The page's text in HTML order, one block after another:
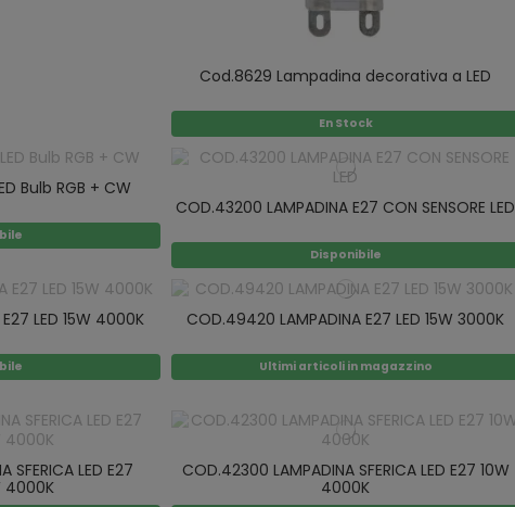
Cod.8629 Lampadina decorativa a LED
En Stock
Bulb RGB + CW
COD.43200 LAMPADINA E27 CON SENSORE LED
Disponibile
LED 15W 4000K COD.49420 LAMPADINA E27 LED 15W 3000K
Ultimi articoli in magazzino
SFERICA LED E27
4000K
COD.42300 LAMPADINA SFERICA LED E27 10W
4000K